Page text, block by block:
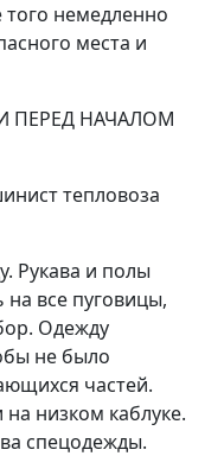
немедленно
места и
ПЕРЕД НАЧАЛОМ
тепловоза
Рукава и полы
на все пуговицы,
Одежду
не было
частей.
низком каблуке.
спецодежды.